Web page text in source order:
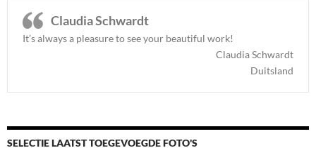
Claudia Schwardt
It’s always a pleasure to see your beautiful work!
Claudia Schwardt
Duitsland
SELECTIE LAATST TOEGEVOEGDE FOTO'S